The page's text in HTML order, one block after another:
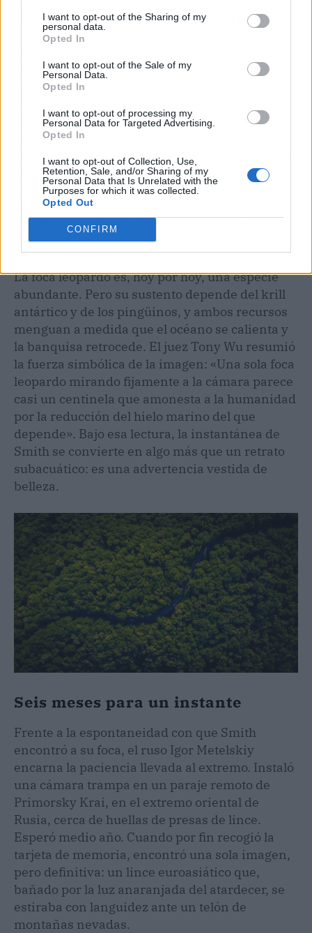
I want to opt-out of the Sharing of my
personal data.
Opted In
I want to opt-out of the Sale of my
Personal Data.
Opted In
I want to opt-out of processing my
Personal Data for Targeted Advertising.
Opted In
I want to opt-out of Collection, Use,
Retention, Sale, and/or Sharing of my
Personal Data that Is Unrelated with the
Purposes for which it was collected.
Opted Out
CONFIRM
Centinelas del hielo antártico
Matthew Smith jamás había visto una foca
leopardo. En la bahía Paraíso, en la península
Antártica, el fotógrafo británico-australiano se
capaz de capturar simultáneamente el mundo
sobre y bajo la línea de flotación. El animal, de
casi tres metros de longitud, nadó alrededor de
él con curiosidad durante varios minutos,
dibujando círculos cada vez más cerrados.
«Cuando miró directamente al interior del
objetivo, supe que tenía algo bueno», recordó
Smith.
La foca leopardo es, hoy por hoy, una especie
abundante. Pero su sustento depende del krill
antártico y de los pingüinos, y ambos recursos
menguan a medida que el océano se calienta y
la banquisa retrocede. El juez Tony Wu resumió
la fuerza simbólica de la imagen: «Una sola foca
leopardo mirando fijamente a la cámara parece
casi un centinela que amonesta a la humanidad
por la reducción del hielo marino del que
depende». Bajo esa lectura, la instantánea de
Smith se convierte en algo más que un retrato
subacuático: es una advertencia vestida de
belleza.
Seis meses para un instante
Frente a la espontaneidad con que Smith
encontró a su foca, el ruso Igor Metelskiy
encarna la paciencia llevada al extremo. Instaló
una cámara trampa en un paraje remoto de
Primorsky Krai, en el extremo oriental de
Rusia, cerca de huellas de presas de lince.
Esperó medio año. Cuando por fin recogió la
tarjeta de memoria, encontró una sola imagen,
pero definitiva: un lince euroasiático que,
bañado por la luz anaranjada del atardecer, se
estiraba con languidez ante un telón de
montañas nevadas.